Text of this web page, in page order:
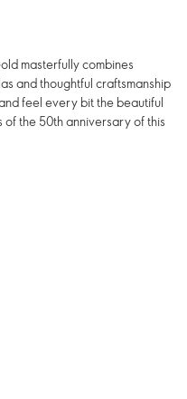
masterfully combines
and thoughtful craftsmanship
feel every bit the beautiful
of the 50th anniversary of this